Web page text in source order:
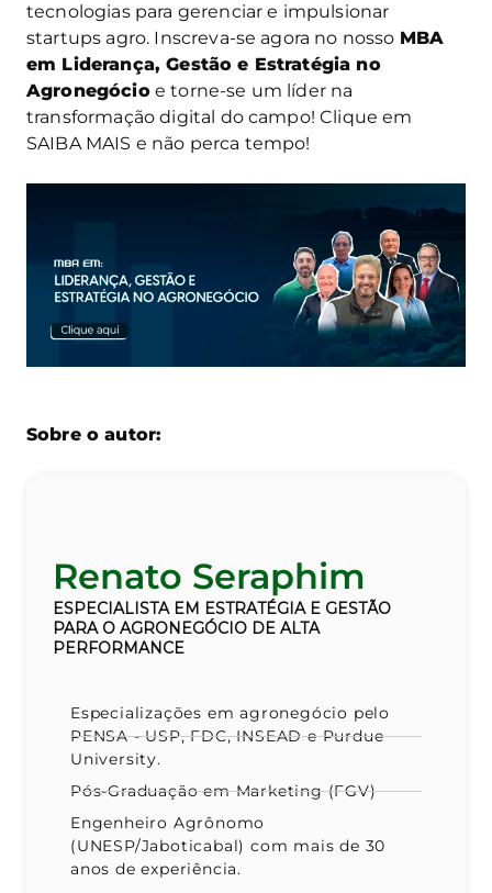
tecnologias para gerenciar e impulsionar
startups agro. Inscreva-se agora no nosso MBA
em Liderança, Gestão e Estratégia no
Agronegócioe torne-se um líder na
transformação digital do campo! Clique em
SAIBA MAIS e não perca tempo!
Sobre o autor:
Renato Seraphim
ESPECIALISTA EM ESTRATÉGIA E GESTÃO
PARA O AGRONEGÓCIO DE ALTA
PERFORMANCE
Especializações em agronegócio pelo
PENSA - USP, FDC, INSEAD e Purdue
University.
Pós-Graduação em Marketing (FGV)
Engenheiro Agrônomo
(UNESP/Jaboticabal) com mais de 30
anos de experiência.